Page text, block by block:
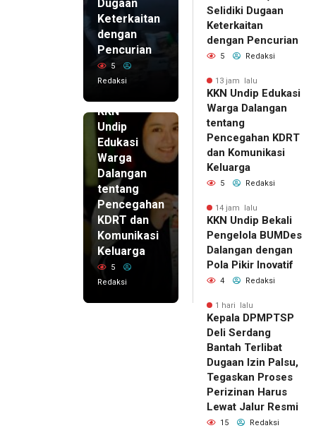
Dugaan
Keterkaitan
dengan
Pencurian
5
Redaksi
KKN
Undip
Edukasi
Warga
Dalangan
tentang
Pencegahan
KDRT dan
Komunikasi
Keluarga
5
Redaksi
Selidiki Dugaan
Keterkaitan
dengan Pencurian
5 Redaksi
13 jam lalu
KKN Undip Edukasi
Warga Dalangan
tentang
Pencegahan KDRT
dan Komunikasi
Keluarga
5 Redaksi
14 jam lalu
KKN Undip Bekali
Pengelola BUMDes
Dalangan dengan
Pola Pikir Inovatif
4 Redaksi
1 hari lalu
Kepala DPMPTSP
Deli Serdang
Bantah Terlibat
Dugaan Izin Palsu,
Tegaskan Proses
Perizinan Harus
Lewat Jalur Resmi
15 Redaksi